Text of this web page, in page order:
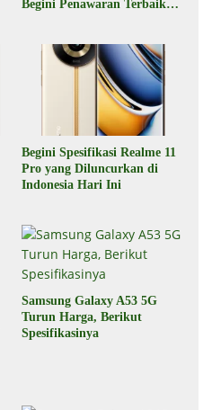
Begini Penawaran Terbaik
Begini Spesifikasi Realme 11
Pro yang Diluncurkan di
Indonesia Hari Ini
Samsung Galaxy A53 5G
Turun Harga, Berikut
Spesifikasinya